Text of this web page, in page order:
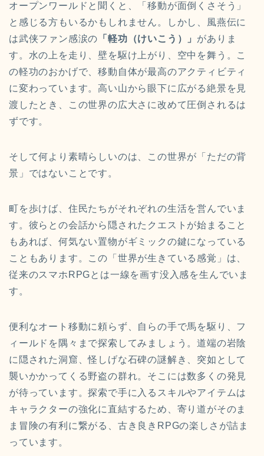
オープンワールドと聞くと、「移動が面倒くさそう」
と感じる方もいるかもしれません。しかし、風燕伝に
は武侠ファン感涙の 「軽功（けいこう）」 がありま
す。水の上を走り、壁を駆け上がり、空中を舞う。こ
の軽功のおかげで、移動自体が最高のアクティビティ
に変わっています。高い山から眼下に広がる絶景を見
渡したとき、この世界の広大さに改めて圧倒されるは
ずです。
そして何より素晴らしいのは、この世界が「ただの背
景」ではないことです。
町を歩けば、住民たちがそれぞれの生活を営んでいま
す。彼らとの会話から隠されたクエストが始まること
もあれば、何気ない置物がギミックの鍵になっている
こともあります。この「世界が生きている感覚」は、
従来のスマホRPGとは一線を画す没入感を生んでいま
す。
便利なオート移動に頼らず、自らの手で馬を駆り、フ
ィールドを隅々まで探索してみましょう。道端の岩陰
に隠された洞窟、怪しげな石碑の謎解き、突如として
襲いかかってくる野盗の群れ。そこには数多くの発見
が待っています。探索で手に入るスキルやアイテムは
キャラクターの強化に直結するため、寄り道がそのま
ま冒険の有利に繋がる、古き良きRPGの楽しさが詰ま
っています。